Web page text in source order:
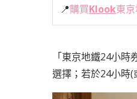
📍購買Klook東
「東京地鐵24小
選擇；若於24小時